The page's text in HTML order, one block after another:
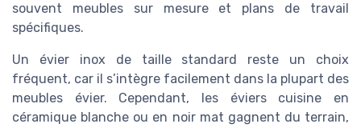
souvent meubles sur mesure et plans de travail
spécifiques.
Un évier inox de taille standard reste un choix
fréquent, car il s’intègre facilement dans la plupart des
meubles évier. Cependant, les éviers cuisine en
céramique blanche ou en noir mat gagnent du terrain,